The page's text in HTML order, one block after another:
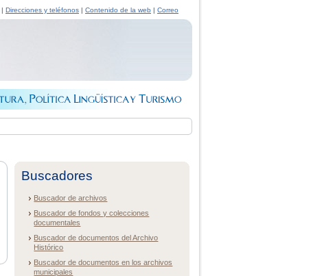
| Direcciones y teléfonos | Contenido de la web | Correo
Buscadores
Buscador de archivos
Buscador de fondos y colecciones
documentales
Buscador de documentos del Archivo
Histórico
Buscador de documentos en los archivos
municipales